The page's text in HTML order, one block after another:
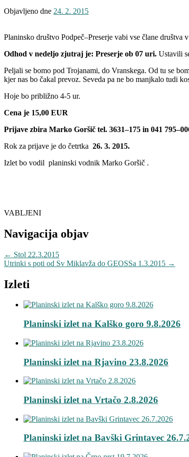
Objavljeno dne 24. 2. 2015
Planinsko društvo Podpeč–Preserje vabi vse člane društva v
Odhod v nedeljo zjutraj je: Preserje ob 07 uri. Ustavili
Peljali se bomo pod Trojanami, do Vranskega. Od tu se
kjer nas bo čakal prevoz. Seveda pa ne bo manjkalo tudi
Hoje bo približno 4-5 ur.
Cena je 15,00 EUR
Prijave zbira Marko Goršič tel. 3631–175 in 041
Rok za prijave je do četrtka 26. 3. 2015.
Izlet bo vodil planinski vodnik Marko Goršič .
VABLJENI
Navigacija objav
← Stol 22.3.2015
Utrinki s poti od Sv Miklavža do GEOSSa 1.3.2015 →
Izleti
Planinski izlet na Kalško goro 9.8.2026
Planinski izlet na Rjavino 23.8.2026
Planinski izlet na Vrtačo 2.8.2026
Planinski izlet na Bavški Grintavec